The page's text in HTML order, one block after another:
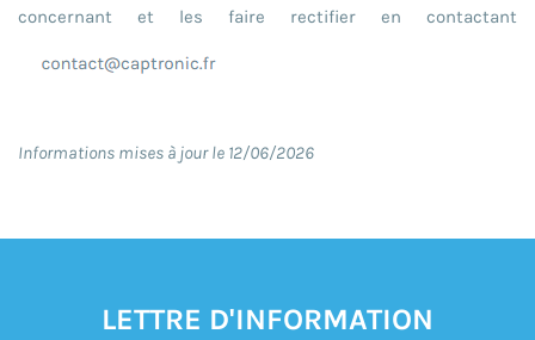
concernant et les faire rectifier en contactant
Informations mises à jour le 12/06/2026
LETTRE D'INFORMATION